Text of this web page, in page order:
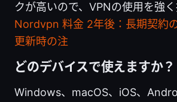
クが高いので、VPNの使用を強く
Nordvpn 料金 2年後：長期契約
更新時の注
どのデバイスで使えますか？
Windows、macOS、iOS、